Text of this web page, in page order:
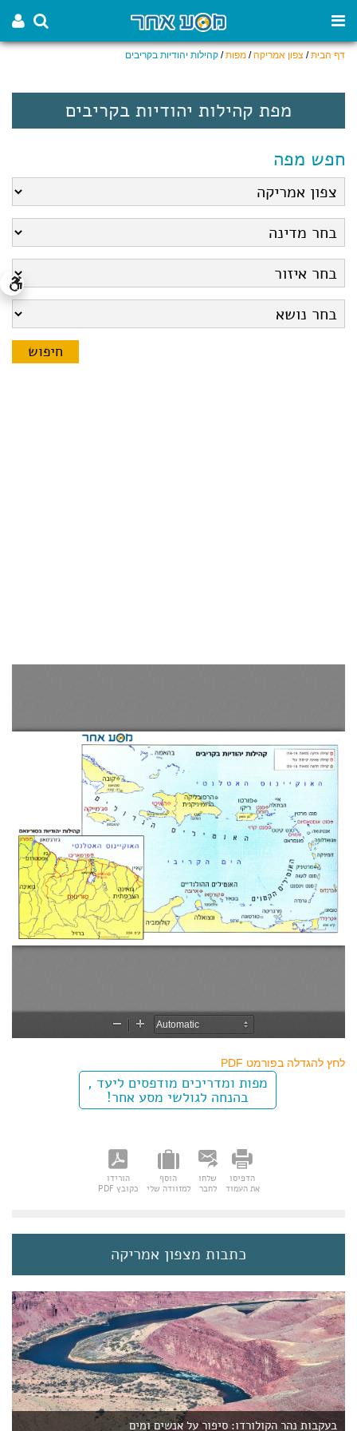
דף הבית/ צפון אמריקה/ מפות/ קהילות יהודיות בקריבים
מפת קהילות יהודיות בקריבים
חפש מפה
לחץ להגדלה בפורמט PDF
מפות ומדריכים מודפסים ליעד ,
בהנחה לגולשי מסע אחר!
הדפיסו
את העמוד
שלחו
לחבר
הוסף
למזוודה שלי
הורידו
כקובץ PDF
כתבות מצפון אמריקה
בעקבות נהר הקולורדו: סיפור על אנשים ומים